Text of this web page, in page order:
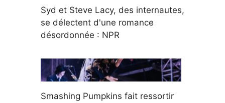
Syd et Steve Lacy, des internautes,
se délectent d'une romance
désordonnée : NPR
Smashing Pumpkins fait ressortir